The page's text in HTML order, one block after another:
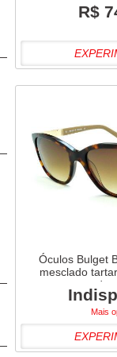
R$
Óculos Bulget
mesclado
Mais